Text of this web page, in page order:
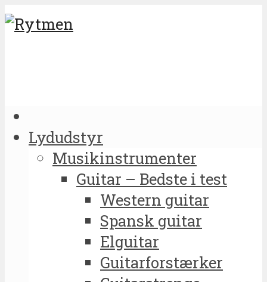
Lydudstyr
Musikinstrumenter
Guitar – Bedste i test
Western guitar
Spansk guitar
Elguitar
Guitarforstærker